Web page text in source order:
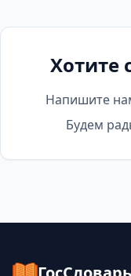
Хотите
Напишите
Будем